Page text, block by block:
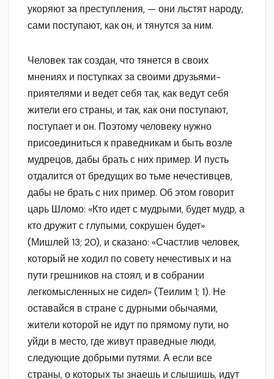
укоряют за преступления, — они льстят народу,
сами поступают, как он, и тянутся за ним.
Человек так создан, что тянется в своих
мнениях и поступках за своими друзьями-
приятелями и ведет себя так, как ведут себя
жители его страны, и так, как они поступают,
поступает и он. Поэтому человеку нужно
присоединиться к праведникам и быть возле
мудрецов, дабы брать с них пример. И пусть
отдалится от бредущих во тьме нечестивцев,
дабы не брать с них пример. Об этом говорит
царь Шломо: «Кто идет с мудрыми, будет мудр, а
кто дружит с глупыми, сокрушен будет»
(Мишлей 13; 20), и сказано: «Счастлив человек,
который не ходил по совету нечестивых и на
пути грешников на стоял, и в собрании
легкомысленных не сидел» (Теилим 1; 1). Не
оставайся в стране с дурными обычаями,
жители которой не идут по прямому пути, но
уйди в место, где живут праведные люди,
следующие добрыми путями. А если все
страны, о которых ты знаешь и слышишь, идут